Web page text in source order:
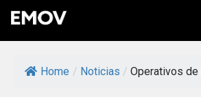
Home / Noticias / Operativos de